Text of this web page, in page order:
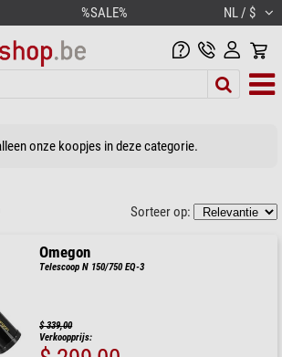
%SALE% NL / $
onze koopjes in deze categorie.
Sorteer op:
Omegon
Telescoop N 150/750 EQ-3
$ 339,00
Verkoopprijs: